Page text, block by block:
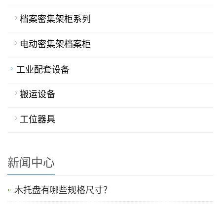
档案密集架柜系列
电动密集架档案柜
工业配套设备
搬运设备
工位器具
新闻中心
木托盘有哪些规格尺寸？